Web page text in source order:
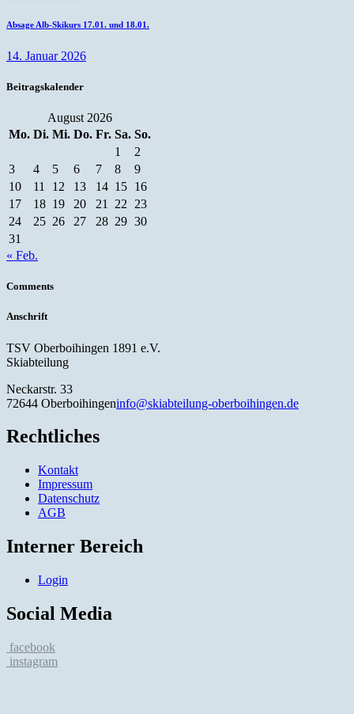
Absage Alb-Skikurs 17.01. und 18.01.
14. Januar 2026
Beitragskalender
August 2026
Mo. Di. Mi. Do. Fr. Sa. So.
1
2
3
4 5 6 7 8
9
10
11 12 13 14 15 16
17
18 19 20 21 22
23
24
25 26 27 28 29 30
31
« Feb.
Comments
Anschrift
TSV Oberboihingen 1891 e.V.
Skiabteilung
Neckarstr. 33
72644 Oberboihingeninfo@skiabteilung-oberboihingen.de
Rechtliches
Kontakt
Impressum
Datenschutz
AGB
Interner Bereich
Login
Social Media
facebook
instagram